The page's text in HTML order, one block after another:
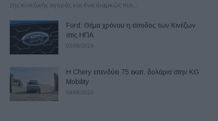
της κινεζικής αγοράς και ένα διαρκώς πιο...
Ford: Θέμα χρόνου η είσοδος των Κινέζων
στις ΗΠΑ
03/08/2026
Η Chery επενδύει 75 εκατ. δολάρια στην KG
Mobility
04/08/2026